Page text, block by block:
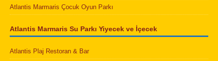
Atlantis Marmaris Çocuk Oyun Parkı
Atlantis Marmaris Su Parkı Yiyecek ve İçecek
Atlantis Plaj Restoran & Bar